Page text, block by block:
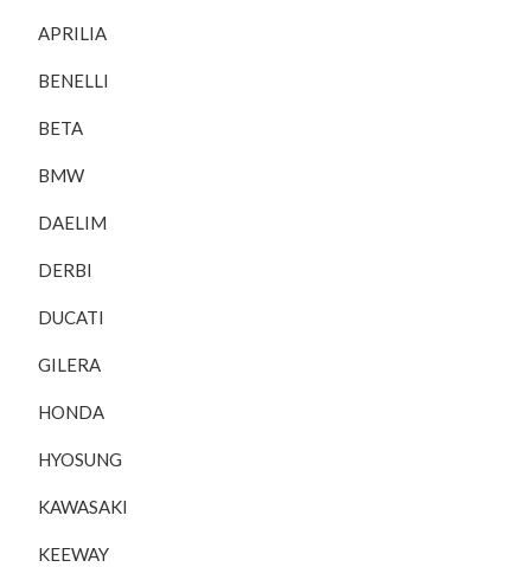
APRILIA
BENELLI
BETA
BMW
DAELIM
DERBI
DUCATI
GILERA
HONDA
HYOSUNG
KAWASAKI
KEEWAY